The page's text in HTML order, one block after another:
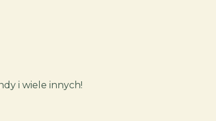
i wiele innych!